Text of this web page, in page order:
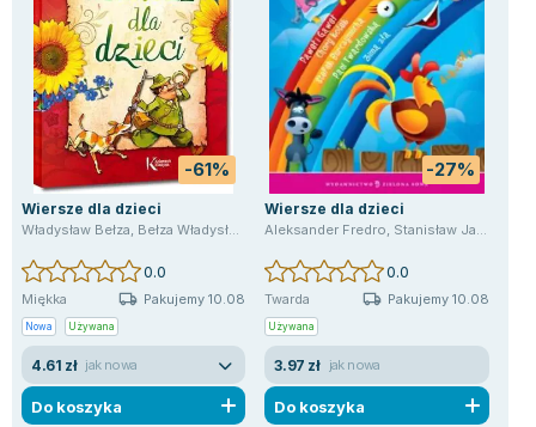
Lorraine Warren
Ajahn Brahm
Lucinda Riley
Jacek Walkiewicz
-61%
Wiersze dla dzieci
Władysław Bełza, Bełza Władysław Fredro Aleksander Jachowicz Stanisław
0.0
Miękka Pakujemy 10.08
Nowa Używana
4.61 zł jak nowa
Do koszyka
-27%
Wiersze dla dzieci
Aleksander Fredro, Stanisław Jachowicz
0.0
Twarda Pakujemy 10.08
Używana
3.97 zł jak nowa
Do koszyka